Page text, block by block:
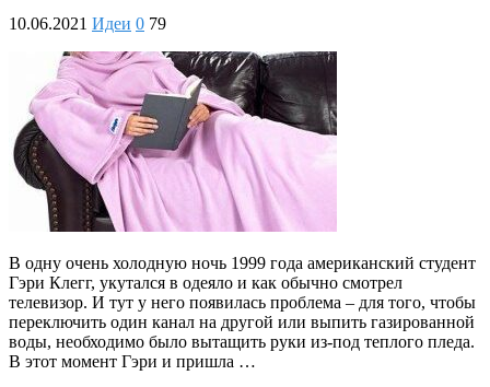
10.06.2021 Идеи 0 79
В одну очень холодную ночь 1999 года американский студент
Гэри Клегг, укутался в одеяло и как обычно смотрел
телевизор. И тут у него появилась проблема – для того, чтобы
переключить один канал на другой или выпить газированной
воды, необходимо было вытащить руки из-под теплого пледа.
В этот момент Гэри и пришла …